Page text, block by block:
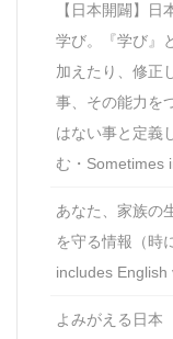
【日本開闢】
学び。『学び』
加えたり、修正
事、その能力を
はない事と定義
む・Sometimes
あなた、家族の
を守る情報（時
includes English
よみがえる日本